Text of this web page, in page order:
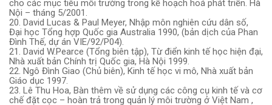
cho các mục tiêu môi trường trong kế hoạch hoá phát triển. Hà
Nội – tháng 5/2001.
20. David Lucas & Paul Meyer, Nhập môn nghiên cứu dân số,
Đại học Tổng hợp Quốc gia Australia 1990, (bản dịch của Phan
Đình Thế, dự án VIE/92/P04).
21. David W.Pearce (Tổng biên tập), Từ điển kinh tế học hiện đại,
Nhà xuất bản Chính trị Quốc gia, Hà Nội 1999.
22. Ngô Đình Giao (Chủ biên), Kinh tế học vi mô, Nhà xuất bản
Giáo dục 1997.
23. Lê Thu Hoa, Bàn thêm về sử dụng các công cụ kinh tế và cơ
chế đặt cọc – hoàn trả trong quản lý môi trường ở Việt Nam ,